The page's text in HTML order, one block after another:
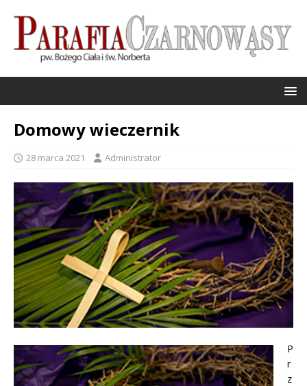
Domowy wieczernik
28 marca 2021 Administrator
P
r
z